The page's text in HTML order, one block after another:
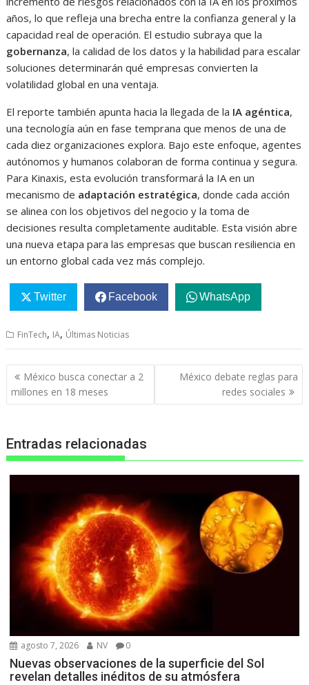
años, lo que refleja una brecha entre la confianza general y la
capacidad real de operación. El estudio subraya que la
gobernanza, la calidad de los datos y la habilidad para escalar
soluciones determinarán qué empresas convierten la
volatilidad global en una ventaja.
El reporte también apunta hacia la llegada de la IA agéntica,
una tecnología aún en fase temprana que menos de una de
cada diez organizaciones explora. Bajo este enfoque, agentes
autónomos y humanos colaboran de forma continua y segura.
Para Kinaxis, esta evolución transformará la IA en un
mecanismo de adaptación estratégica, donde cada acción
se alinea con los objetivos del negocio y la toma de
decisiones resulta completamente auditable. Esta visión abre
una nueva etapa para las empresas que buscan resiliencia en
un entorno global cada vez más complejo.
Twitter Facebook WhatsApp
FinTech, IA, Últimas Noticias
Navegación
de
entradas
México busca conectar a 2
millones en 18 meses
México debate reglas para
redes sociales
Entradas relacionadas
agosto 7, 2026 NV 0
Nuevas observaciones de la superficie del Sol
revelan detalles inéditos de su atmósfera